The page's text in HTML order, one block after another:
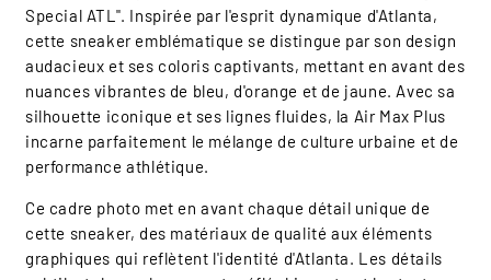
Special ATL". Inspirée par l'esprit dynamique d'Atlanta,
cette sneaker emblématique se distingue par son design
audacieux et ses coloris captivants, mettant en avant des
nuances vibrantes de bleu, d'orange et de jaune. Avec sa
silhouette iconique et ses lignes fluides, la Air Max Plus
incarne parfaitement le mélange de culture urbaine et de
performance athlétique.
Ce cadre photo met en avant chaque détail unique de
cette sneaker, des matériaux de qualité aux éléments
graphiques qui reflètent l'identité d'Atlanta. Les détails